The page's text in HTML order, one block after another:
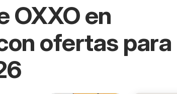
OXXO en
ofertas para